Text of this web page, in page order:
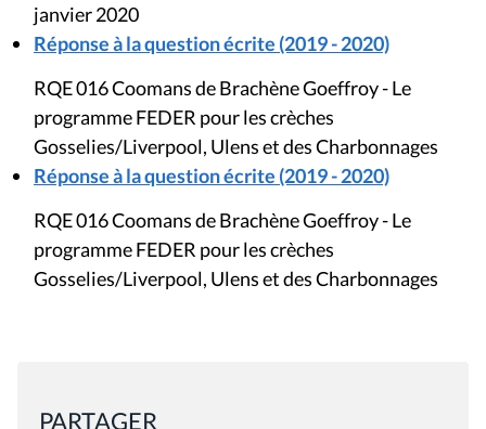
janvier 2020
Réponse à la question écrite (2019 - 2020)
RQE 016 Coomans de Brachène Goeffroy - Le
programme FEDER pour les crèches
Gosselies/Liverpool, Ulens et des Charbonnages
Réponse à la question écrite (2019 - 2020)
RQE 016 Coomans de Brachène Goeffroy - Le
programme FEDER pour les crèches
Gosselies/Liverpool, Ulens et des Charbonnages
PARTAGER